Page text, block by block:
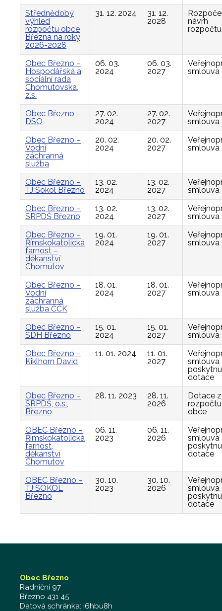
Střednědobý
výhled
rozpočtu obce
Března na roky
2026-2028
31. 12. 2024
31. 12.
2028
návrh
rozpočtu
Obec Březno –
Hospodářská a
sociální rada
Chomutovska,
z.s.
06. 03.
2024
06. 03.
2027
smlouva
Obec Březno –
DSO
27. 02.
2024
27. 02.
2027
smlouva
Obec Březno –
Vodní
záchranná
služba
20. 02.
2024
20. 02.
2027
smlouva
Obec Březno –
TJ Sokol Březno
13. 02.
2024
13. 02.
2027
smlouva
Obec Březno –
SRPDŠ Březno
13. 02.
2024
13. 02.
2027
smlouva
Obec Březno –
Římskokatolická
farnost –
děkanství
Chomutov
19. 01.
2024
19. 01.
2027
smlouva
Obec Březno –
Vodní
záchranná
služba ČČK
18. 01.
2024
18. 01.
2027
smlouva
Obec Březno –
SDH Březno
15. 01.
2024
15. 01.
2027
smlouva
Obec Březno –
Kiklhorn David
11. 01. 2024
11. 01.
2027
smlouva
dotace
Obec Březno –
SRPDŠ, o.s.,
Březno
28. 11. 2023
28. 11.
2026
Dotace z
rozpočtu
obce
OBEC Březno –
Římskokatolická
farnost,
děkanství
Chomutov
06. 11.
2023
06. 11.
2026
smlouva
dotace
OBEC Březno –
TJ SOKOL
Březno
30. 10.
2023
30. 10.
2026
smlouva
dotace
Obec Březno
Radniční 97
Březno 431 45
Datová schránka: i6hbu8h